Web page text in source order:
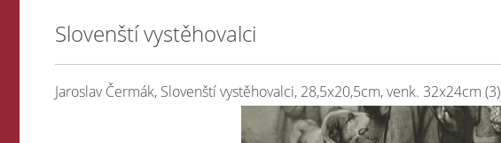
Slovenští vystěhovalci
Jaroslav Čermák, Slovenští vystěhovalci, 28,5x20,5cm, venk. 32x24cm (3)